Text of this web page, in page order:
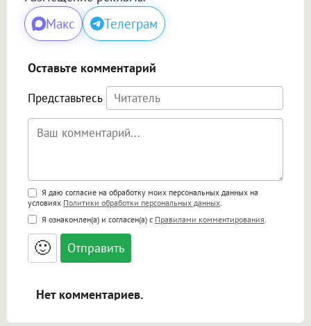
Макс Телеграм
Оставьте комментарий
Представьтесь
Поддержка HTML
<b>, <strong>, <u>, <i>, <em>, <s>, <big>,
<small>, <sup>, <sub>, <pre>, <ul>, <ol>, <li>,
<blockquote>, <code> экранирует HTML,
адреса URL автоматически становятся
ссылками, и [img]адрес[/img] будет
Я даю согласие на обработку моих персональных данных на
условиях Политики обработки персональных данных
Я ознакомлен(а) и согласен(а) с Правилами комментирования
🙂
Нет комментариев.